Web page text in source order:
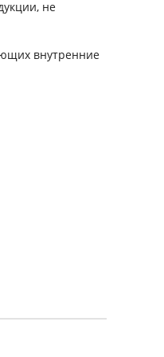
не
внутренние